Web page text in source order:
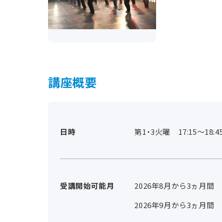
講座概要
日時 第1・3火曜 17:15～
受講開始可能月
2026年8月から3ヵ月間
2026年9月から3ヵ月間